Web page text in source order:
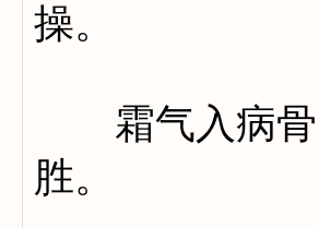
操。
霜气入病骨
胜。